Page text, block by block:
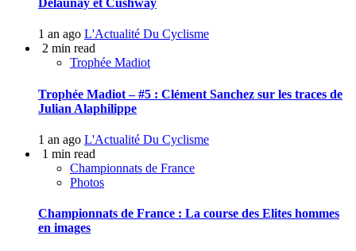
Delaunay et Cushway
1 an ago L'Actualité Du Cyclisme
2 min read
Trophée Madiot
Trophée Madiot – #5 : Clément Sanchez sur les traces de
Julian Alaphilippe
1 an ago L'Actualité Du Cyclisme
1 min read
Championnats de France
Photos
Championnats de France : La course des Elites hommes
en images